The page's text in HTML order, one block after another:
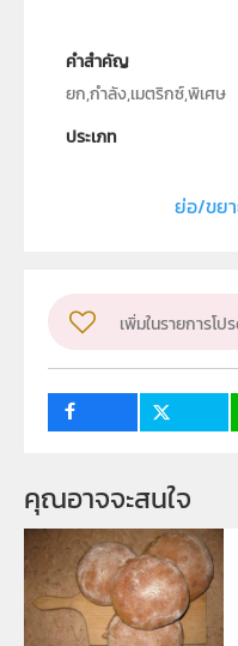
คำสำคัญ
ยก,กำลัง,เมตริกซ์,พิเศษ
ประเภท
ภาควิชาคณิตศาสตร์ คณ
ระดับชั้น
ย่อ/ขย
เพิ่มในรายการโป
คุณอาจจะสนใจ